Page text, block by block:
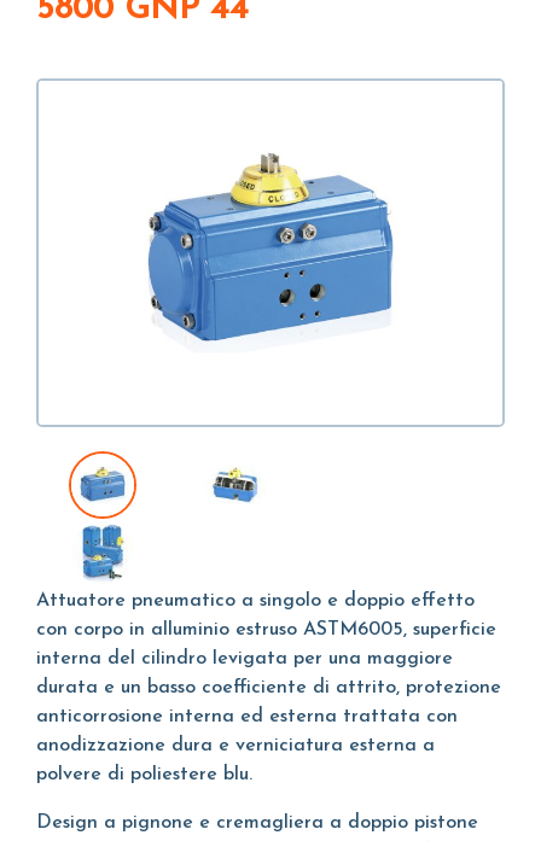
5800 GNP 44
Attuatore pneumatico a singolo e doppio effetto
con corpo in alluminio estruso ASTM6005, superficie
interna del cilindro levigata per una maggiore
durata e un basso coefficiente di attrito, protezione
anticorrosione interna ed esterna trattata con
anodizzazione dura e verniciatura esterna a
polvere di poliestere blu.
Design a pignone e cremagliera a doppio pistone